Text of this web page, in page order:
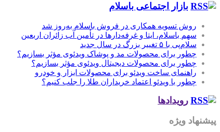
بازار اجتماعی باسلام
روش تسویه همکاری در فروش باسلام به‌روز شد
سهم باسلام، ایتا و غرفه‌دارها در تأمین آب زائران اربعین
سلام‌پی با ۵ تغییر بزرگ در سال جدید
چطور برای محصولات مد و پوشاک ویدئوی مؤثر بسازیم؟
چطور برای محصولات دیجیتال ویدئوی مؤثر بسازیم؟
راهنمای ساخت ویدئو برای محصولات ابزار و خودرو
چطور با ویدئو اعتماد خریداران طلا را جلب کنیم؟
رویدادها
پیشنهاد ویژه